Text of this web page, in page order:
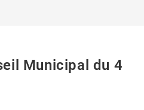
Municipal du 4